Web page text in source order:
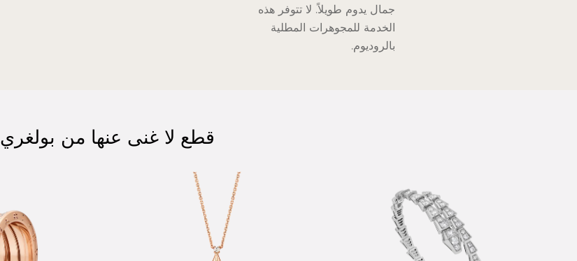
جمال يدوم طويلاً. لا تتوفر هذه
الخدمة للمجوهرات المطلية
بالروديوم.
قطع لا غنى عنها من بولغري